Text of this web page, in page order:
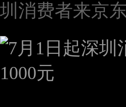
圳消费者来京